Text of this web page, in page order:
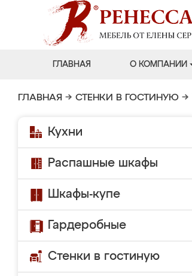
ГЛАВНАЯ О КОМПАНИИ
ГЛАВНАЯ → СТЕНКИ В ГОСТИНУЮ →
Кухни
Распашные шкафы
Шкафы-купе
Гардеробные
Стенки в гостиную